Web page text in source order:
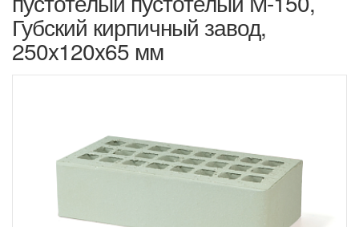
Губский кирпичный завод,
250x120x65 мм